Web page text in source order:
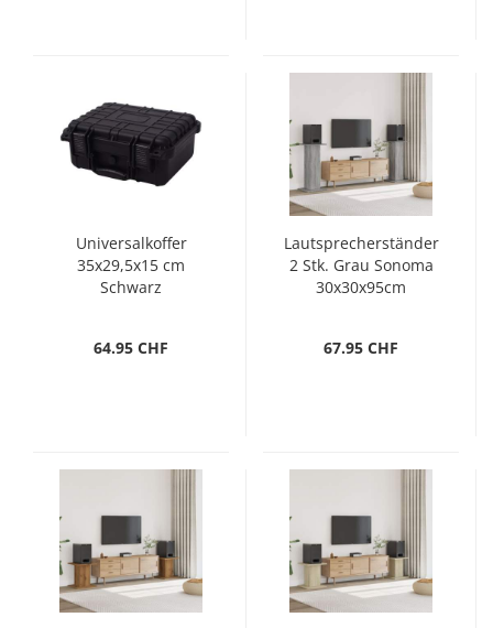
Universalkoffer
35x29,5x15 cm
Schwarz
64.95 CHF
Lautsprecherständer
2 Stk. Grau Sonoma
30x30x95cm
67.95 CHF